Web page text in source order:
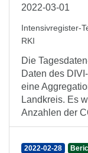
2022-03-01
Intensivregister-
RKI
Die
Daten des
eine
Landkreis. Es
Anzahlen der
2022-02-28